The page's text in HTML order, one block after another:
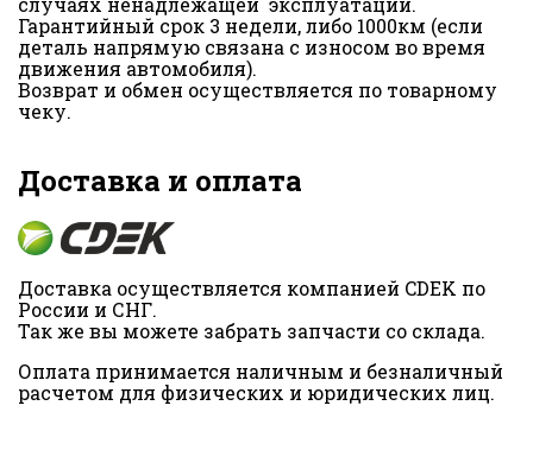
Гарантийный срок 3 недели, либо 1000км (если
деталь напрямую связана с износом во время
движения автомобиля).
Возврат и обмен осуществляется по товарному
чеку.
Доставка и оплата
Доставка осуществляется компанией CDEK по
России и СНГ.
Так же вы можете забрать запчасти со склада.
Оплата принимается наличным и безналичный
расчетом для физических и юридических лиц.